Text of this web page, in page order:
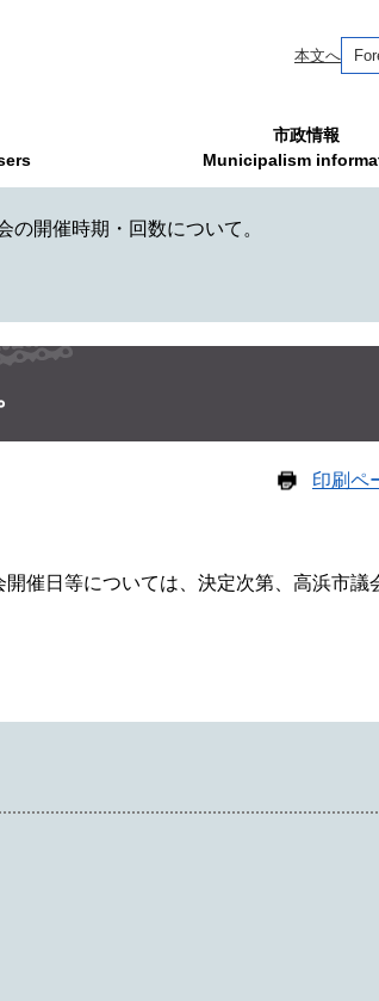
本文へ
市政情報
Municipalism
の開催時期・回数について。
印刷ペ
催日等については、決定次第、高浜市議